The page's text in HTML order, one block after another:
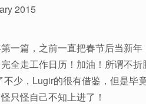
2015
一篇，之前一直把春节后当新
全走工作日历！加油！所谓不
少，Lugir的很有借鉴，但是毕
只怪自己不知上进了！